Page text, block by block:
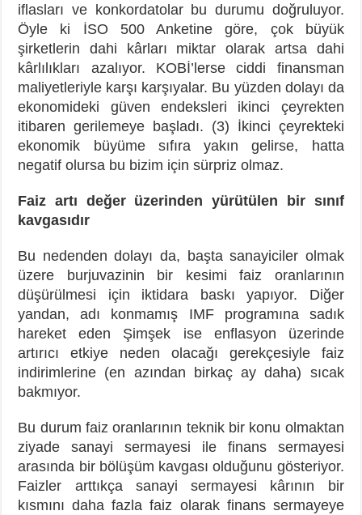
iflasları ve konkordatolar bu durumu doğruluyor.
Öyle ki İSO 500 Anketine göre, çok büyük
şirketlerin dahi kârları miktar olarak artsa dahi
kârlılıkları azalıyor. KOBİ’lerse ciddi finansman
maliyetleriyle karşı karşıyalar. Bu yüzden dolayı da
ekonomideki güven endeksleri ikinci çeyrekten
itibaren gerilemeye başladı. (3) İkinci çeyrekteki
ekonomik büyüme sıfıra yakın gelirse, hatta
negatif olursa bu bizim için sürpriz olmaz.
Faiz artı değer üzerinden yürütülen bir sınıf
kavgasıdır
Bu nedenden dolayı da, başta sanayiciler olmak
üzere burjuvazinin bir kesimi faiz oranlarının
düşürülmesi için iktidara baskı yapıyor. Diğer
yandan, adı konmamış IMF programına sadık
hareket eden Şimşek ise enflasyon üzerinde
artırıcı etkiye neden olacağı gerekçesiyle faiz
indirimlerine (en azından birkaç ay daha) sıcak
bakmıyor.
Bu durum faiz oranlarının teknik bir konu olmaktan
ziyade sanayi sermayesi ile finans sermayesi
arasında bir bölüşüm kavgası olduğunu gösteriyor.
Faizler arttıkça sanayi sermayesi kârının bir
kısmını daha fazla faiz olarak finans sermayeye